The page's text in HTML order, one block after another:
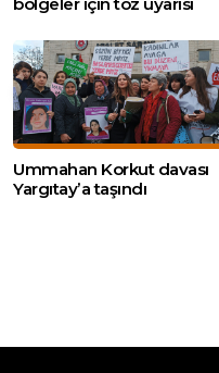
Ummahan Korkut davası
Yargıtay’a taşındı